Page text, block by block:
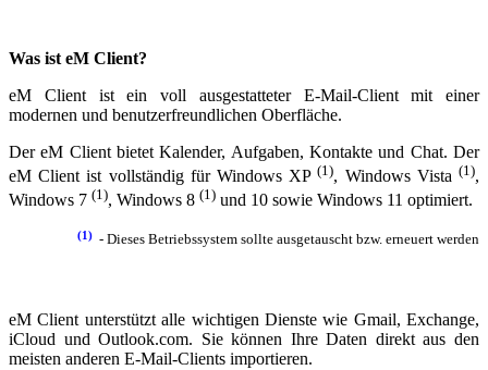
Was ist eM Client?
eM Client ist ein voll ausgestatteter E-Mail-Client mit einer
modernen und benutzerfreundlichen Oberfläche.
Der eM Client bietet Kalender, Aufgaben, Kontakte und Chat. Der
eM Client ist vollständig für Windows XP(1), Windows Vista(1),
Windows 7 (1), Windows 8 (1) und 10 sowie Windows 11 optimiert.
(1) - Dieses Betriebssystem sollte ausgetauscht bzw. erneuert werden
eM Client unterstützt alle wichtigen Dienste wie Gmail, Exchange,
iCloud und Outlook.com. Sie können Ihre Daten direkt aus den
meisten anderen E-Mail-Clients importieren.